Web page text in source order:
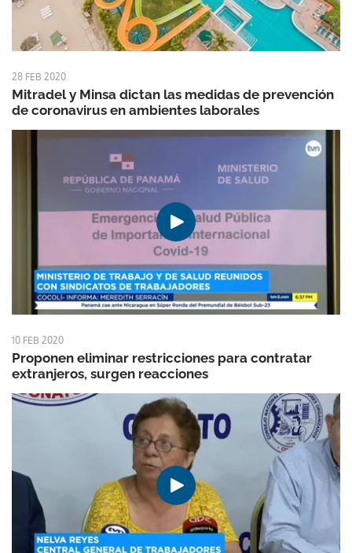
28 FEB 2020
Mitradel y Minsa dictan las medidas de prevención
de coronavirus en ambientes laborales
10 FEB 2020
Proponen eliminar restricciones para contratar
extranjeros, surgen reacciones